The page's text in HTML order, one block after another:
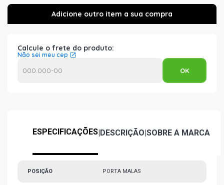
Calcule o frete do produto:
Não sei meu cep
ESPECIFICAÇÕES|DESCRIÇÃO|SOBRE A MARCA
POSIÇÃO PORTA MALAS